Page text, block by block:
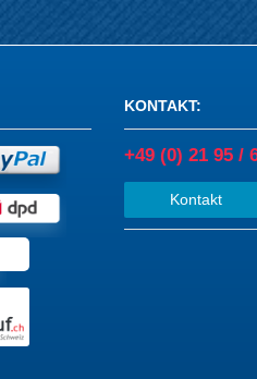
KONTAKT:
+49 (0) 21 95 /
Kontakt